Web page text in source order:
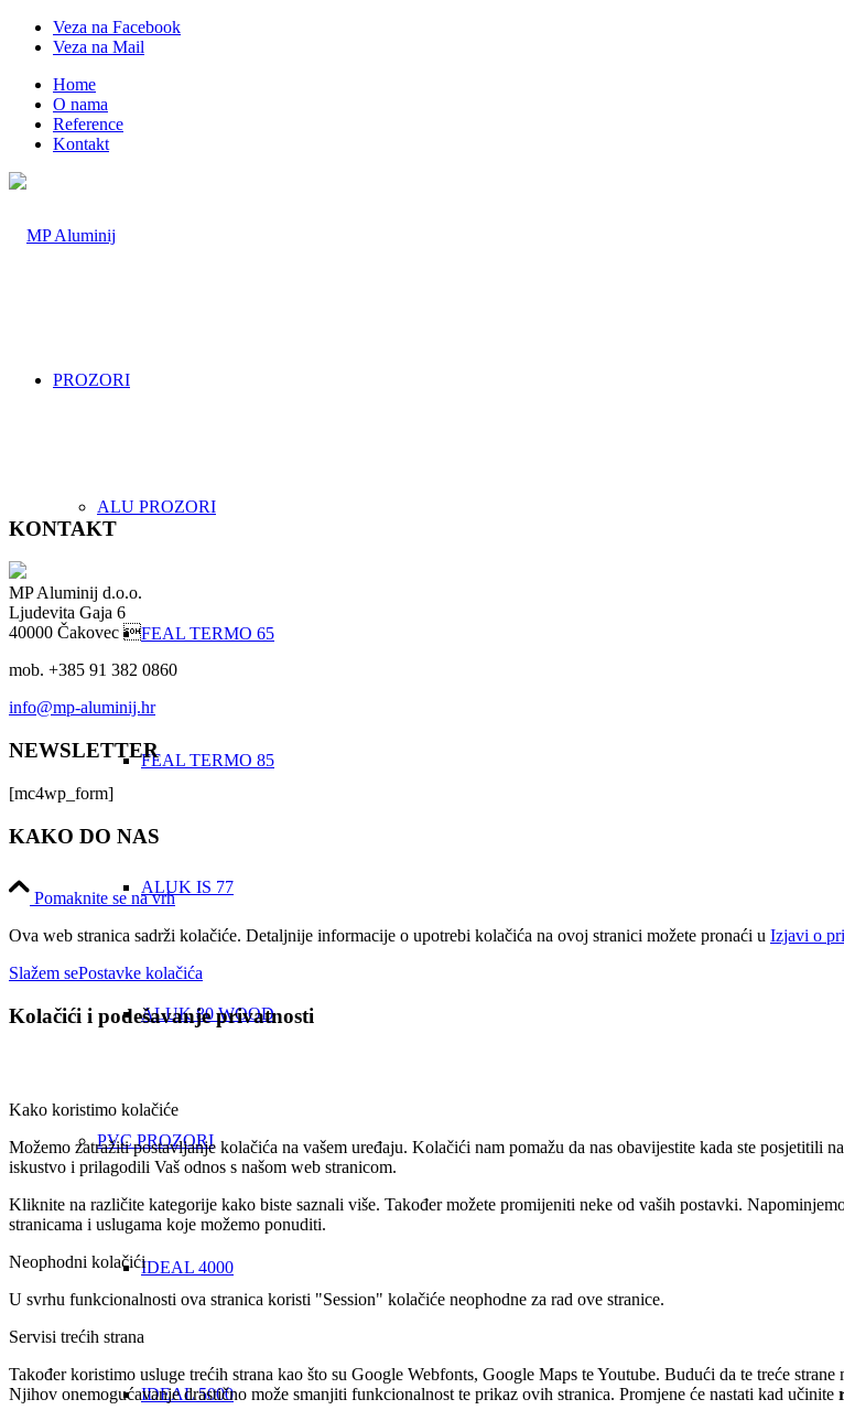
Veza na Facebook
Veza na Mail
Home
O nama
Reference
Kontakt
PROZORI
ALU PROZORI
FEAL TERMO 65
FEAL TERMO 85
ALUK IS 77
ALUK 80 WOOD
PVC PROZORI
IDEAL 4000
IDEAL 5000
KONTAKT
MP Aluminij d.o.o.
Ljudevita Gaja 6
40000 Čakovec 
mob. +385 91 382 0860
info@mp-aluminij.hr
NEWSLETTER
[mc4wp_form]
KAKO DO NAS
Pomaknite se na vrh
Ova web stranica sadrži kolačiće. Detaljnije informacije o upotrebi kolačića na ovoj stranici možete pronaći u Izjavi o
Slažem sePostavke kolačića
Kolačići i podešavanje privatnosti
Kako koristimo kolačiće
Možemo zatražiti postavljanje kolačića na vašem uređaju. Kolačići nam pomažu da nas obavijestite kada ste posjetitili
iskustvo i prilagodili Vaš odnos s našom web stranicom.
Kliknite na različite kategorije kako biste saznali više. Također možete promijeniti neke od vaših postavki.
stranicama i uslugama koje možemo ponuditi.
Neophodni kolačići
U svrhu funkcionalnosti ova stranica koristi "Session" kolačiće neophodne za rad ove stranice.
Servisi trećih strana
Također koristimo usluge trećih strana kao što su Google Webfonts, Google Maps te Youtube. Budući da te treće
Njihov onemogućavanje drastično može smanjiti funkcionalnost te prikaz ovih stranica. Promjene će nastati kad učinite